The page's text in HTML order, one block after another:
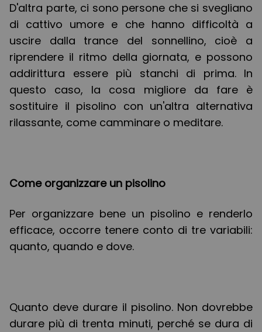
D'altra parte, ci sono persone che si svegliano
di cattivo umore e che hanno difficoltà a
uscire dalla trance del sonnellino, cioè a
riprendere il ritmo della giornata, e possono
addirittura essere più stanchi di prima. In
questo caso, la cosa migliore da fare è
sostituire il pisolino con un'altra alternativa
rilassante, come camminare o meditare.
Come organizzare un pisolino
Per organizzare bene un pisolino e renderlo
efficace, occorre tenere conto di tre variabili:
quanto, quando e dove.
Quanto deve durare il pisolino. Non dovrebbe
durare più di trenta minuti, perché se dura di